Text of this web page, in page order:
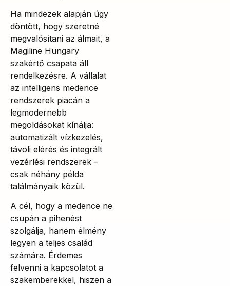
Ha mindezek alapján úgy
döntött, hogy szeretné
megvalósítani az álmait, a
Magiline Hungary
szakértő csapata áll
rendelkezésre. A vállalat
az intelligens medence
rendszerek piacán a
legmodernebb
megoldásokat kínálja:
automatizált vízkezelés,
távoli elérés és integrált
vezérlési rendszerek –
csak néhány példa
találmányaik közül.
A cél, hogy a medence ne
csupán a pihenést
szolgálja, hanem élmény
legyen a teljes család
számára. Érdemes
felvenni a kapcsolatot a
szakemberekkel, hiszen a